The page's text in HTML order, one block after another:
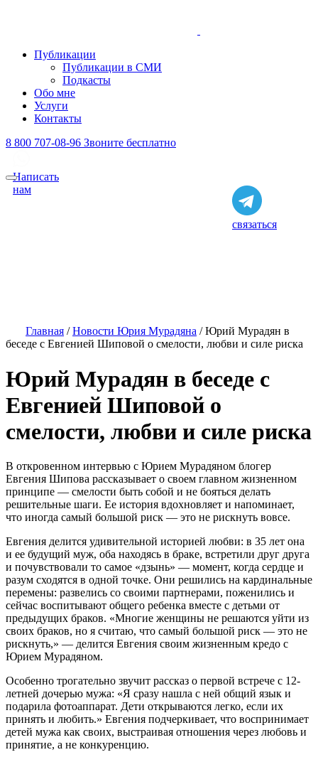
Публикации
Публикации в СМИ
Подкасты
Обо мне
Услуги
Контакты
8 800 707-08-96 Звоните бесплатно
Написать
нам
связаться
Главная / Новости Юрия Мурадяна / Юрий Мурадян в
беседе с Евгенией Шиповой о смелости, любви и силе риска
Юрий Мурадян в беседе с
Евгенией Шиповой о
смелости, любви и силе риска
В откровенном интервью с Юрием Мурадяном блогер
Евгения Шипова рассказывает о своем главном жизненном
принципе — смелости быть собой и не бояться делать
решительные шаги. Ее история вдохновляет и напоминает,
что иногда самый большой риск — это не рискнуть вовсе.
Евгения делится удивительной историей любви: в 35 лет она
и ее будущий муж, оба находясь в браке, встретили друг друга
и почувствовали то самое «дзынь» — момент, когда сердце и
разум сходятся в одной точке. Они решились на кардинальные
перемены: развелись со своими партнерами, поженились и
сейчас воспитывают общего ребенка вместе с детьми от
предыдущих браков. «Многие женщины не решаются уйти из
своих браков, но я считаю, что самый большой риск — это не
рискнуть,» — делится Евгения своим жизненным кредо с
Юрием Мурадяном.
Особенно трогательно звучит рассказ о первой встрече с 12-
летней дочерью мужа: «Я сразу нашла с ней общий язык и
подарила фотоаппарат. Дети открываются легко, если их
принять и любить.» Евгения подчеркивает, что воспринимает
детей мужа как своих, выстраивая отношения через любовь и
принятие, а не конкуренцию.